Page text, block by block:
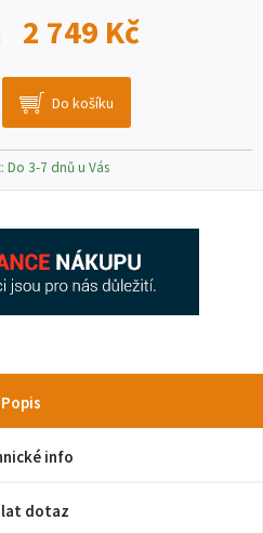
2 749 Kč
Do 3-7 dnů u Vás
Popis
info
dotaz